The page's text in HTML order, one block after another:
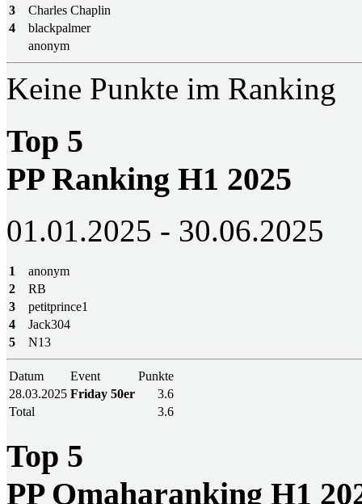
3
Charles Chaplin
4
blackpalmer
anonym
Keine Punkte im Ranking
Top 5
PP Ranking H1 2025
01.01.2025 - 30.06.2025
1
anonym
2
RB
3
petitprince1
4
Jack304
5
N13
Datum Event
Punkte
28.03.2025 Friday 50er
3.6
Total
3.6
Top 5
PP Omaharanking H1